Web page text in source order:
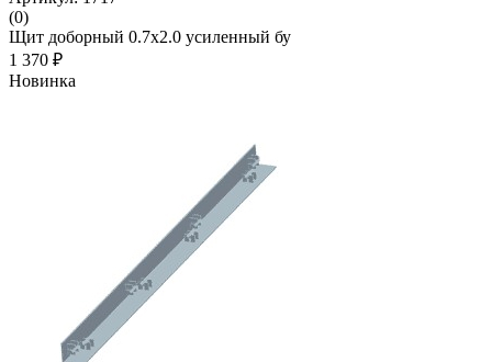
(0)
Щит доборный 0.7х2.0 усиленный бу
1 370 ₽
Новинка